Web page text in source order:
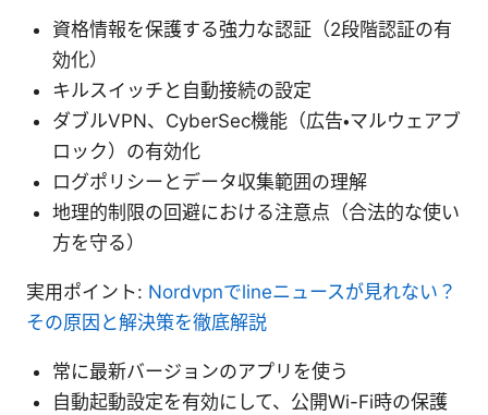
資格情報を保護する強力な認証（2段階認証の有
効化）
キルスイッチと自動接続の設定
ダブルVPN、CyberSec機能（広告・マルウェアブ
ロック）の有効化
ログポリシーとデータ収集範囲の理解
地理的制限の回避における注意点（合法的な使い
方を守る）
実用ポイント: Nordvpnでlineニュースが見れない？
その原因と解決策を徹底解説
常に最新バージョンのアプリを使う
自動起動設定を有効にして、公開Wi-Fi時の保護